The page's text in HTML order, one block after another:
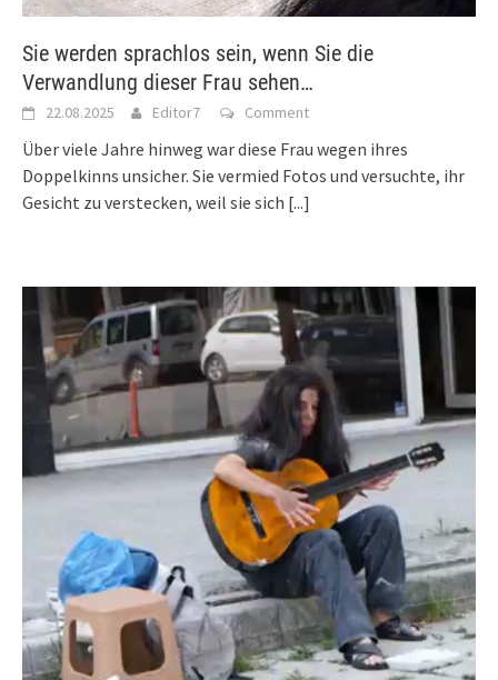
Sie werden sprachlos sein, wenn Sie die
Verwandlung dieser Frau sehen…
22.08.2025 Editor7 Comment
Über viele Jahre hinweg war diese Frau wegen ihres
Doppelkinns unsicher. Sie vermied Fotos und versuchte, ihr
Gesicht zu verstecken, weil sie sich [...]